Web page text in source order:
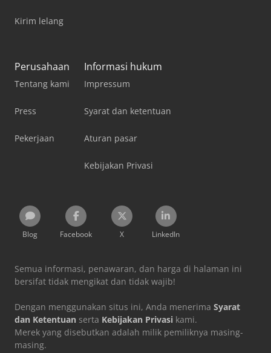
Kirim lelang
Perusahaan
Tentang kami
Press
Pekerjaan
Informasi hukum
Impressum
Syarat dan ketentuan
Aturan pasar
Kebijakan Privasi
Blog Facebook X LinkedIn
Semua informasi, penawaran, dan harga di halaman ini
bersifat tidak mengikat dan tidak wajib!
Dengan menggunakan situs ini, Anda menerima Syarat
dan Ketentuan serta Kebijakan Privasi kami.
Merek yang disebutkan adalah milik pemiliknya masing-
masing.